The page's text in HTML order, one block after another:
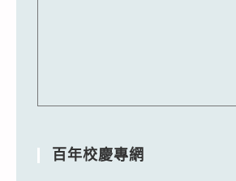
百年校慶專網